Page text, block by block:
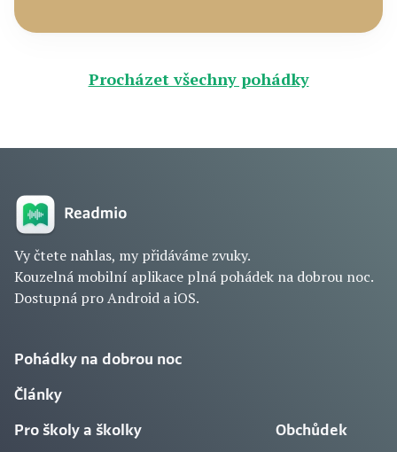
Procházet všechny pohádky
Vy čtete nahlas, my přidáváme zvuky.
Kouzelná mobilní aplikace plná pohádek na dobrou noc.
Dostupná pro Android a iOS.
Pohádky na dobrou noc
Články
Pro školy a školky Obchůdek